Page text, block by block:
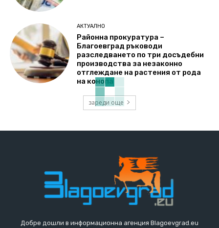
АКТУАЛНО
Районна прокуратура –
Благоевград ръководи
разследването по три досъдебни
производства за незаконно
отглеждане на растения от рода
на конопа
зареди още
Добре дошли в информационна агенция Blagoevgrad.eu